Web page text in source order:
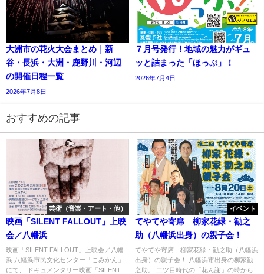
大洲市の花火大会まとめ｜新
谷・長浜・大洲・鹿野川・河辺
の開催日程一覧
2026年7月8日
７月号発行！地域の魅力がギュ
ッと詰まった「ほっぷ」！
2026年7月4日
おすすめの記事
芸術（音楽・アート・他）
映画「SILENT FALLOUT」上映
会／八幡浜
映画「SILENT FALLOUT」上映会／八幡
浜 八幡浜市民文化センター「こみかん」
にて、 ドキュメンタリー映画「SILENT
イベント
てやてや寄席 柳家花緑・勧之
助（八幡浜出身）の親子会！
てやてや寄席 柳家花緑・勧之助（八幡浜
出身）の親子会！ 八幡浜市出身の柳家勧
之助。 二ツ目時代の「花ん謝」の時から